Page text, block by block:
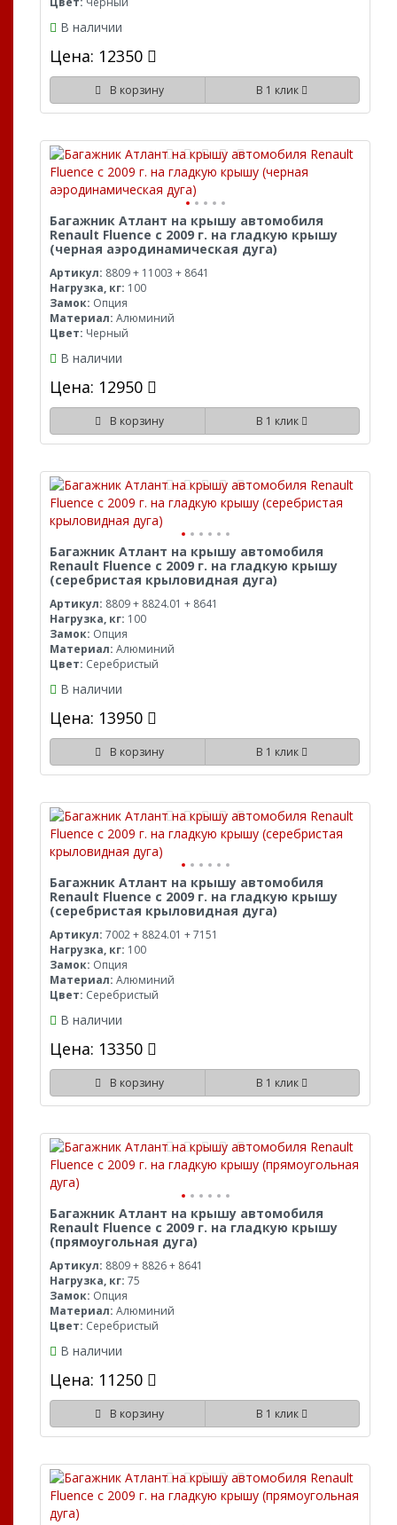
В наличии
Цена: 12350
В корзину В 1 клик
Багажник Атлант на крышу автомобиля
Renault Fluence с 2009 г. на гладкую крышу
(черная аэродинамическая дуга)
Артикул: 8809 + 11003 + 8641
Нагрузка, кг: 100
Замок: Опция
Материал: Алюминий
Цвет: Черный
В наличии
Цена: 12950
В корзину В 1 клик
Багажник Атлант на крышу автомобиля
Renault Fluence с 2009 г. на гладкую крышу
(серебристая крыловидная дуга)
Артикул: 8809 + 8824.01 + 8641
Нагрузка, кг: 100
Замок: Опция
Материал: Алюминий
Цвет: Серебристый
В наличии
Цена: 13950
В корзину В 1 клик
Багажник Атлант на крышу автомобиля
Renault Fluence с 2009 г. на гладкую крышу
(серебристая крыловидная дуга)
Артикул: 7002 + 8824.01 + 7151
Нагрузка, кг: 100
Замок: Опция
Материал: Алюминий
Цвет: Серебристый
В наличии
Цена: 13350
В корзину В 1 клик
Багажник Атлант на крышу автомобиля
Renault Fluence с 2009 г. на гладкую крышу
(прямоугольная дуга)
Артикул: 8809 + 8826 + 8641
Нагрузка, кг: 75
Замок: Опция
Материал: Алюминий
Цвет: Серебристый
В наличии
Цена: 11250
В корзину В 1 клик